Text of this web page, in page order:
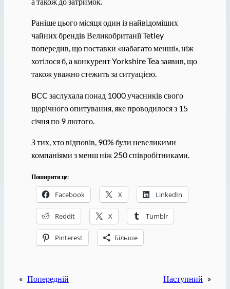
Раніше цього місяця один із найвідоміших
чайних брендів Великобританії Tetley
попередив, що поставки «набагато менші», ніж
хотілося б, а конкурент Yorkshire Tea заявив, що
також уважно стежить за ситуацією.
BCC заслухала понад 1000 учасників свого
щорічного опитування, яке проводилося з 15
січня по 9 лютого.
З тих, хто відповів, 90% були невеликими
компаніями з менш ніж 250 співробітниками.
Поширити це:
Facebook X LinkedIn
Reddit X Tumblr
Pinterest Більше
« Попередній Наступний »